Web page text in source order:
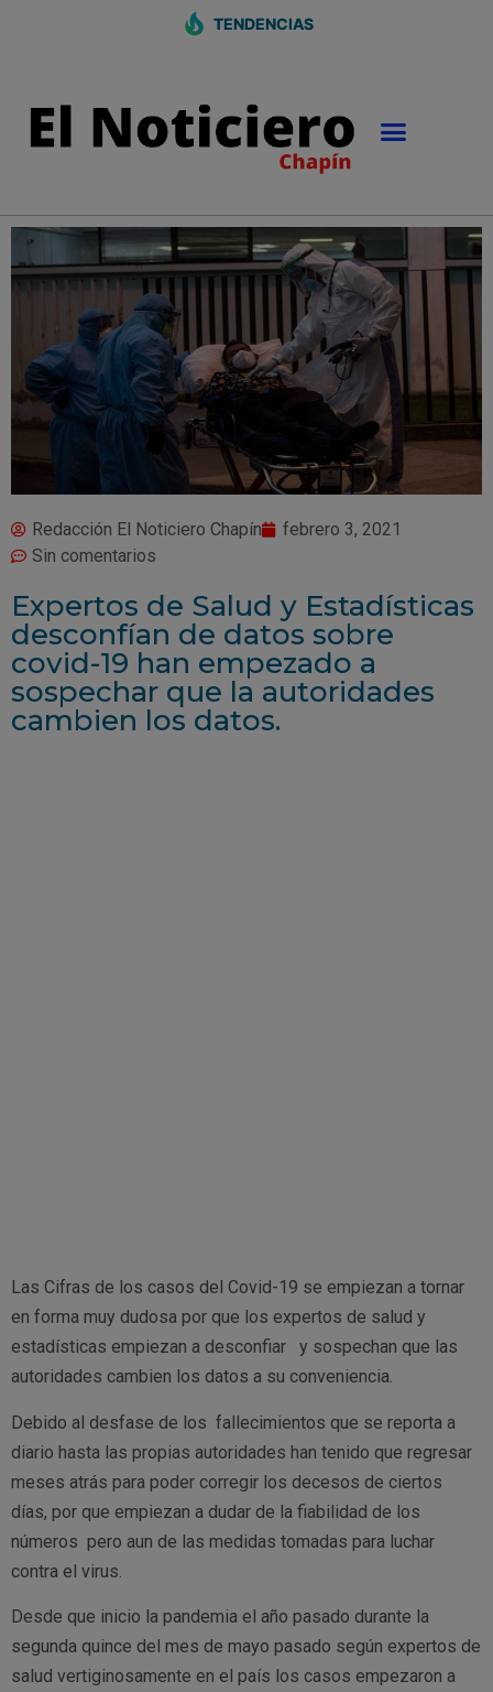
TENDENCIAS
Redacción El Noticiero Chapín
febrero 3, 2021
Sin comentarios
Expertos de Salud y Estadísticas
desconfían de datos sobre
covid-19 han empezado a
sospechar que la autoridades
cambien los datos.
Las Cifras de los casos del Covid-19 se empiezan a tornar
en forma muy dudosa por que los expertos de salud y
estadísticas empiezan a desconfiar y sospechan que las
autoridades cambien los datos a su conveniencia.
Debido al desfase de los fallecimientos que se reporta a
diario hasta las propias autoridades han tenido que regresar
meses atrás para poder corregir los decesos de ciertos
días, por que empiezan a dudar de la fiabilidad de los
números pero aun de las medidas tomadas para luchar
contra el virus.
Desde que inicio la pandemia el año pasado durante la
segunda quince del mes de mayo pasado según expertos de
salud vertiginosamente en el país los casos empezaron a